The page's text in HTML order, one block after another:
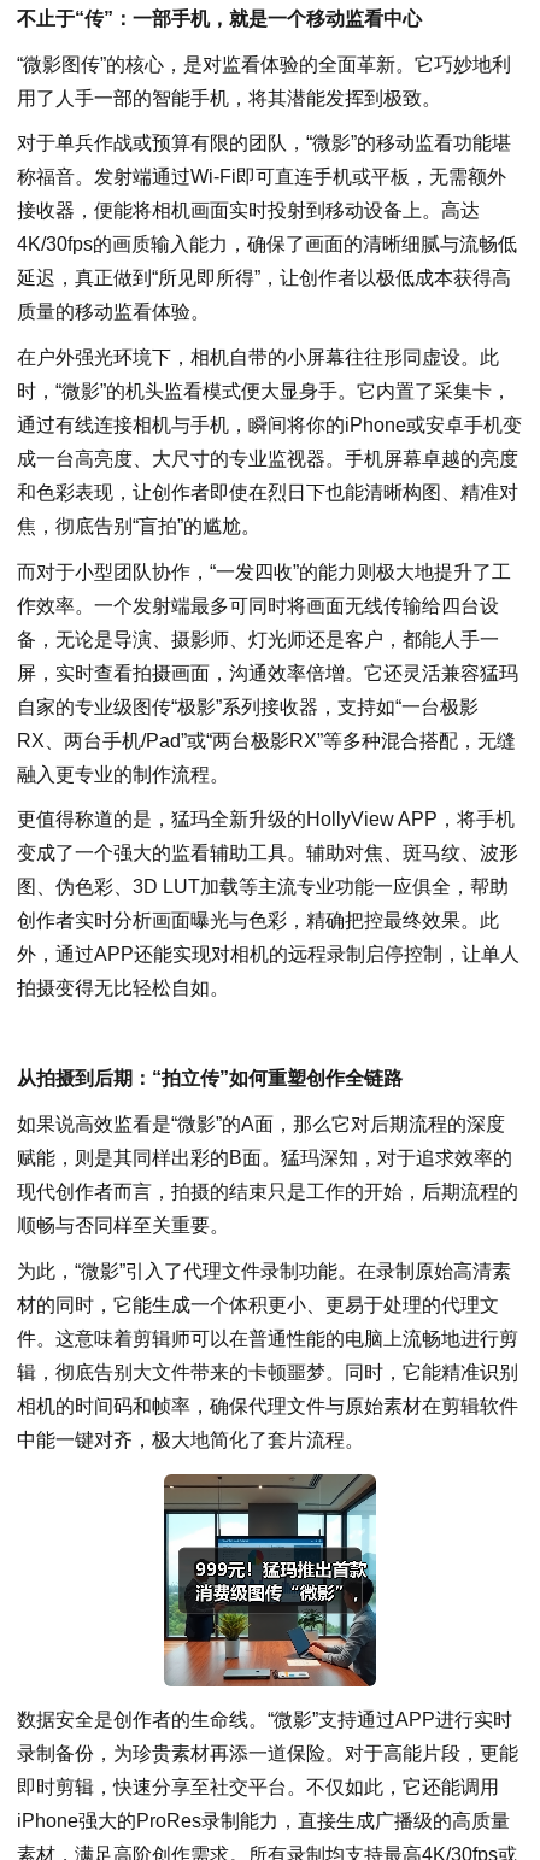
不止于“传”：一部手机，就是一个移动监看中心
“微影图传”的核心，是对监看体验的全面革新。它巧妙地利
用了人手一部的智能手机，将其潜能发挥到极致。
对于单兵作战或预算有限的团队，“微影”的移动监看功能堪
称福音。发射端通过Wi-Fi即可直连手机或平板，无需额外
接收器，便能将相机画面实时投射到移动设备上。高达
4K/30fps的画质输入能力，确保了画面的清晰细腻与流畅低
延迟，真正做到“所见即所得”，让创作者以极低成本获得高
质量的移动监看体验。
在户外强光环境下，相机自带的小屏幕往往形同虚设。此
时，“微影”的机头监看模式便大显身手。它内置了采集卡，
通过有线连接相机与手机，瞬间将你的iPhone或安卓手机变
成一台高亮度、大尺寸的专业监视器。手机屏幕卓越的亮度
和色彩表现，让创作者即使在烈日下也能清晰构图、精准对
焦，彻底告别“盲拍”的尴尬。
而对于小型团队协作，“一发四收”的能力则极大地提升了工
作效率。一个发射端最多可同时将画面无线传输给四台设
备，无论是导演、摄影师、灯光师还是客户，都能人手一
屏，实时查看拍摄画面，沟通效率倍增。它还灵活兼容猛玛
自家的专业级图传“极影”系列接收器，支持如“一台极影
RX、两台手机/Pad”或“两台极影RX”等多种混合搭配，无缝
融入更专业的制作流程。
更值得称道的是，猛玛全新升级的HollyView APP，将手机
变成了一个强大的监看辅助工具。辅助对焦、斑马纹、波形
图、伪色彩、3D LUT加载等主流专业功能一应俱全，帮助
创作者实时分析画面曝光与色彩，精确把控最终效果。此
外，通过APP还能实现对相机的远程录制启停控制，让单人
拍摄变得无比轻松自如。
从拍摄到后期：“拍立传”如何重塑创作全链路
如果说高效监看是“微影”的A面，那么它对后期流程的深度
赋能，则是其同样出彩的B面。猛玛深知，对于追求效率的
现代创作者而言，拍摄的结束只是工作的开始，后期流程的
顺畅与否同样至关重要。
为此，“微影”引入了代理文件录制功能。在录制原始高清素
材的同时，它能生成一个体积更小、更易于处理的代理文
件。这意味着剪辑师可以在普通性能的电脑上流畅地进行剪
辑，彻底告别大文件带来的卡顿噩梦。同时，它能精准识别
相机的时间码和帧率，确保代理文件与原始素材在剪辑软件
中能一键对齐，极大地简化了套片流程。
数据安全是创作者的生命线。“微影”支持通过APP进行实时
录制备份，为珍贵素材再添一道保险。对于高能片段，更能
即时剪辑，快速分享至社交平台。不仅如此，它还能调用
iPhone强大的ProRes录制能力，直接生成广播级的高质量
素材，满足高阶创作需求。所有录制均支持最高4K/30fps或